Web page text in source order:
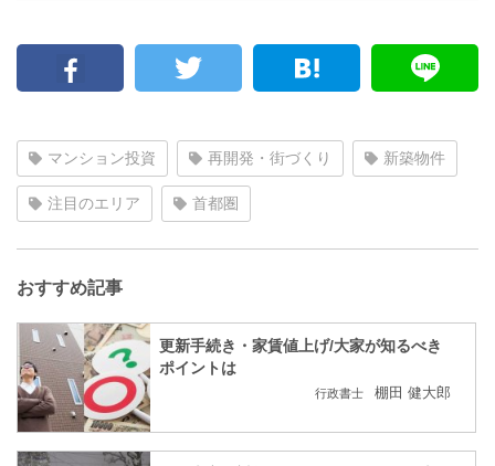
マンション投資 再開発・街づくり 新築物件
注目のエリア 首都圏
おすすめ記事
更新手続き・家賃値上げ/大家が知るべき
ポイントは
行政書士 棚田 健大郎